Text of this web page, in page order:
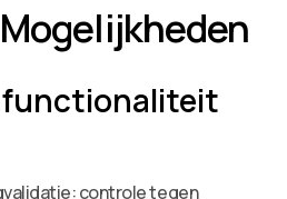
functionaliteit
controle tegen